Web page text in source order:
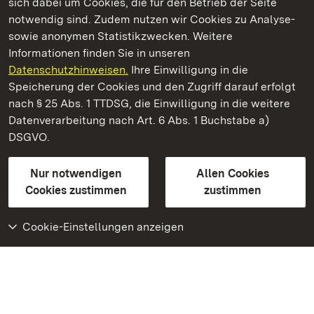
notwendig sind. Zudem nutzen wir Cookies zu Analyse-
sowie anonymen Statistikzwecken. Weitere
Informationen finden Sie in unseren
Datenschutzhinweisen. Ihre Einwilligung in die
Speicherung der Cookies und den Zugriff darauf erfolgt
nach § 25 Abs. 1 TTDSG, die Einwilligung in die weitere
Datenverarbeitung nach Art. 6 Abs. 1 Buchstabe a)
DSGVO.
Nur notwendigen
Cookies zustimmen
Allen Cookies
zustimmen
Cookie-Einstellungen anzeigen
Staatliche Schlösser und Gärten Baden‑Württemberg
Staatliche Schlösser und Gärten Baden-Württemberg
Kontakt
GebärdenspracheLeichte Sprache
Erklärung zur Barrierefreiheit
BITV-konform (geprüfte Seiten)
Weiteres